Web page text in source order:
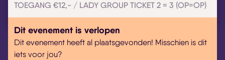
TOEGANG €12,- / LADY GROUP TICKET 2 = 3 (OP=OP)
Dit evenement is verlopen
Dit evenement heeft al plaatsgevonden! Misschien is dit
iets voor jou?